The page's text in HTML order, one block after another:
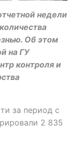
недели
Об этом
на ГУ
контроля и
за период с
2 835